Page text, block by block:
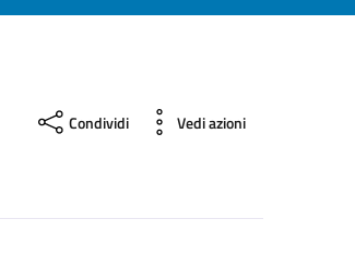
Condividi Vedi azioni